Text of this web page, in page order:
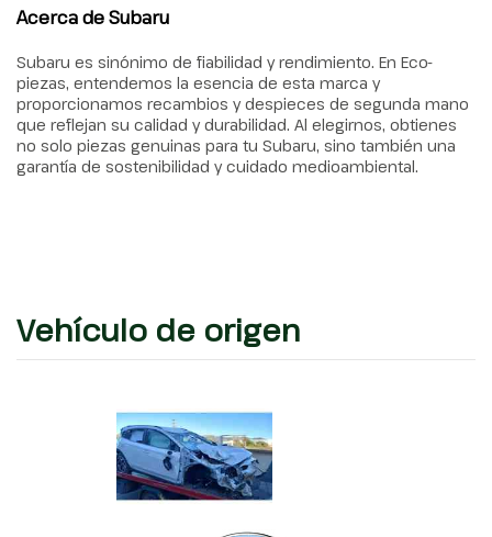
Acerca de Subaru
Subaru es sinónimo de fiabilidad y rendimiento. En Eco-
piezas, entendemos la esencia de esta marca y
proporcionamos recambios y despieces de segunda mano
que reflejan su calidad y durabilidad. Al elegirnos, obtienes
no solo piezas genuinas para tu Subaru, sino también una
garantía de sostenibilidad y cuidado medioambiental.
Vehículo de origen